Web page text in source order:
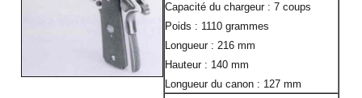
Capacité du chargeur : 7 coups
Poids : 1110 grammes
Longueur : 216 mm
Hauteur : 140 mm
Longueur du canon : 127 mm